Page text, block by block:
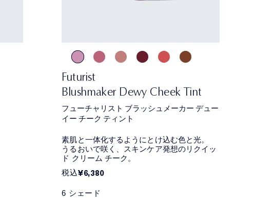
Futurist
Blushmaker Dewy Cheek Tint
フューチャリスト ブラッシュメーカー デュー
イー チーク ティント
素肌と一体化するようにとけ込む色と光。
うるおいで咲く、スキンケア発想のリクイッ
ド クリーム チーク。
税込¥6,380
6 シェード